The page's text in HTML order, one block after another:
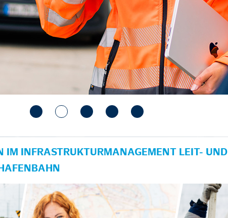
IM INFRASTRUKTURMANAGEMENT LEIT- UND